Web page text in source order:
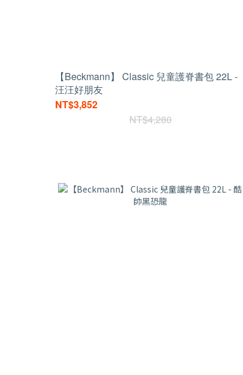
【Beckmann】 Classic 兒童護脊書包 22L -
汪汪好朋友
NT$3,852
NT$4,280